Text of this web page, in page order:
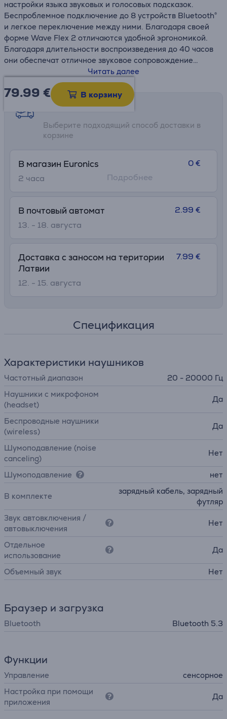
настройки языка звуковых и голосовых подсказок.
Беспроблемное подключение до 8 устройств Bluetooth®
и легкое переключение между ними. Благодаря своей
форме Wave Flex 2 отличаются удобной эргономикой.
Благодаря длительности воспроизведения до 40 часов
они обеспечат отличное звуковое сопровождение
• Звук JBL Pure Bass Sound
• Технология Smart Ambient
• 4 микрофона для четкого и чистого звука при звонках
• Водо- и пыленепроницаемость
• Приложение JBL Headphones
• Функция переключения между несколькими
• Беспроблемная связь по Bluetooth®
Читать далее
79.99 € В корзину
Возможности доставки
Выберите подходящий способ доставки в
корзине
В магазин Euronics
2 часa
0 €
Подробнее
В почтовый автомат
13. - 18. августа
2.99 €
Доставка с заносом на територии
Латвии
12. - 15. августа
7.99 €
Спецификация
Характеристики наушников
Частотный диапазон
20 - 20000 Гц
Наушники с микрофоном
(headset)
Да
Беспроводные наушники
(wireless)
Да
Шумоподавление (noise
canceling)
Нет
Шумоподавление нет
В комплекте
зарядный кабель, зарядный
футляр
Звук автовключения /
автовыключения
Нет
Отдельное
использование
Да
Объемный звук Нет
Браузер и загрузка
Bluetooth Bluetooth 5.3
Функции
Управление
сенсорное
Настройка при помощи
приложения
Да